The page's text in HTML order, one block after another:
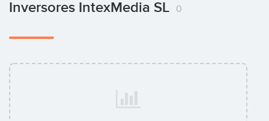
Inversores IntexMedia SL 0